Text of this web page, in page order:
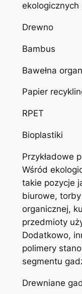
ekologicznych
Drewno
Bambus
Bawełna
Papier
RPET
Bioplastiki
Przykładowe
Wśród
takie pozycje
biurowe,
organicznej,
przedmioty
Dodatkowo,
polimery
segmentu
Drewniane